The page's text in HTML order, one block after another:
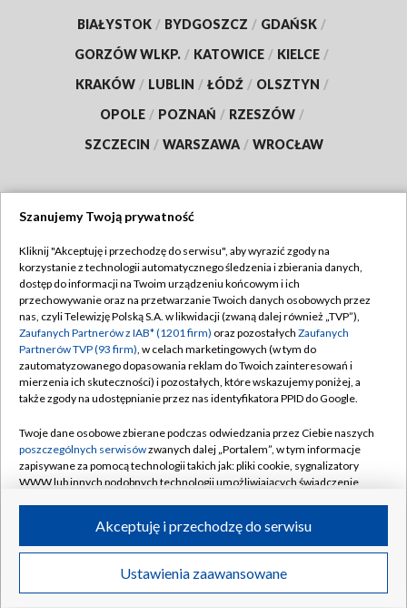
BIAŁYSTOK / BYDGOSZCZ / GDAŃSK /
GORZÓW WLKP. / KATOWICE / KIELCE /
KRAKÓW / LUBLIN / ŁÓDŹ / OLSZTYN /
OPOLE / POZNAŃ / RZESZÓW /
SZCZECIN / WARSZAWA / WROCŁAW
TVP
Abonament TVP
Emisja w TVP
Centrum informacji TVP
Naziemna Telewizja Cyfrowa
Rada Programowa
System NOS
Informacje o nadawcy
Program dla prasy
Ogłoszenie przetargowe
Regulamin TVP
Polityka prywatności
Moje zgody
Pomoc
Kontakt
Kanały
©2026 Telewizja Polska S.A. w likwidacji
Szanujemy Twoją prywatność
Kliknij "Akceptuję i przechodzę do serwisu", aby wyrazić zgody na
korzystanie z technologii automatycznego śledzenia i zbierania danych,
dostęp do informacji na Twoim urządzeniu końcowym i ich
przechowywanie oraz na przetwarzanie Twoich danych osobowych przez
nas, czyli Telewizję Polską S.A. w likwidacji (zwaną dalej również „TVP”),
Zaufanych Partnerów z IAB* (1201 firm) oraz pozostałych Zaufanych
Partnerów TVP (93 firm), w celach marketingowych (w tym do
zautomatyzowanego dopasowania reklam do Twoich zainteresowań i
mierzenia ich skuteczności) i pozostałych, które wskazujemy poniżej, a
także zgody na udostępnianie przez nas identyfikatora PPID do Google.
Twoje dane osobowe zbierane podczas odwiedzania przez Ciebie naszych
poszczególnych serwisówzwanych dalej „Portalem”, w tym informacje
zapisywane za pomocą technologii takich jak: pliki cookie, sygnalizatory
WWW lub innych podobnych technologii umożliwiających świadczenie
ruchu w Internecie.
Twoje dane osobowe zbierane podczas odwiedzania przez Ciebie
poszczególnych serwisówna Portalu, takie jak adresy IP, identyfikatory
Ustawienia zaawansowane
Akceptuję i przechodzę do serwisu